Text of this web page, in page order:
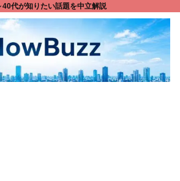
40代が知りたい話題を中立解説